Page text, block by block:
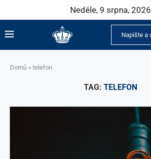
Neděle, 9 srpna, 2026
Domů » telefon
TAG: TELEFON